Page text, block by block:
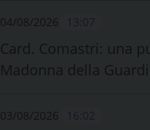
04/08/2026
Card. Comastri: una
Madonna della
03/08/2026